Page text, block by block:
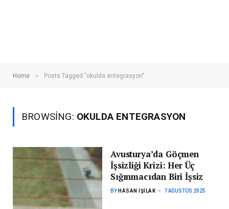
Home » Posts Tagged "okulda entegrasyon"
BROWSING: OKULDA ENTEGRASYON
Avusturya’da Göçmen
İşsizliği Krizi: Her Üç
Sığınmacıdan Biri İşsiz
BY HASAN IŞILAK 7 AĞUSTOS 2025